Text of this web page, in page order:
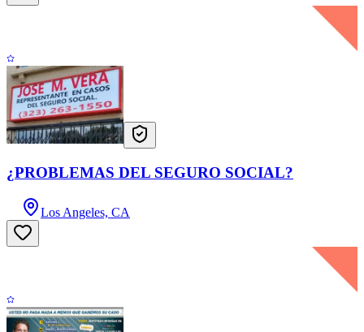
¿PROBLEMAS DEL SEGURO SOCIAL?
Los Angeles, CA